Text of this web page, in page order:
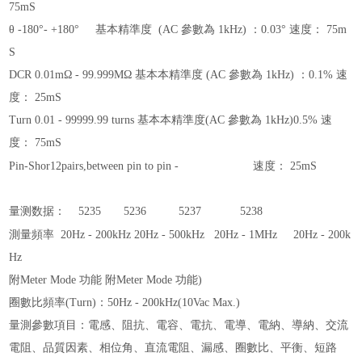
75mS
θ -180°- +180° 基本精準度 (AC 參數為 1kHz) ：0.03° 速度： 75m
S
DCR 0.01mΩ - 99.999MΩ 基本本精準度 (AC 參數為 1kHz) ：0.1% 速
度：25mS
Turn 0.01 - 99999.99 turns 基本本精準度(AC 參數為 1kHz)0.5% 速
度： 75mS
Pin-Shor12pairs,between pin to pin - 速度：25mS
量测数据： 5235 5236 5237 5238
測量頻率 20Hz - 200kHz 20Hz - 500kHz 20Hz - 1MHz
20Hz - 200k
Hz
附Meter Mode 功能 附Meter Mode 功能)
圈數比頻率(Turn) ：50Hz - 200kHz(10Vac Max.)
量測參數項目：電感、阻抗、電容、電抗、電導、電納、導納、交流
電阻、品質因素、相位角、直流電阻、漏感、圈數比、平衡、短路